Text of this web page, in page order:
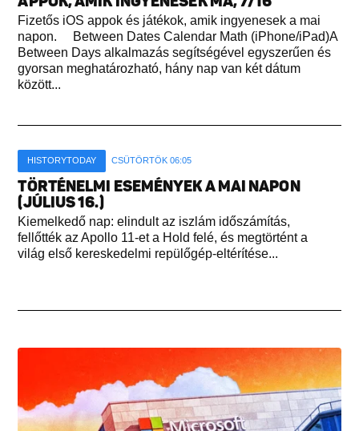
Fizetős iOS appok és játékok, amik ingyenesek a mai
napon. Between Dates Calendar Math (iPhone/iPad)A
Between Days alkalmazás segítségével egyszerűen és
gyorsan meghatározható, hány nap van két dátum
között...
HISTORYTODAY CSÜTÖRTÖK 06:05
TÖRTÉNELMI ESEMÉNYEK A MAI NAPON
(JÚLIUS 16.)
Kiemelkedő nap: elindult az iszlám időszámítás,
fellőtték az Apollo 11-et a Hold felé, és megtörtént a
világ első kereskedelmi repülőgép-eltérítése...